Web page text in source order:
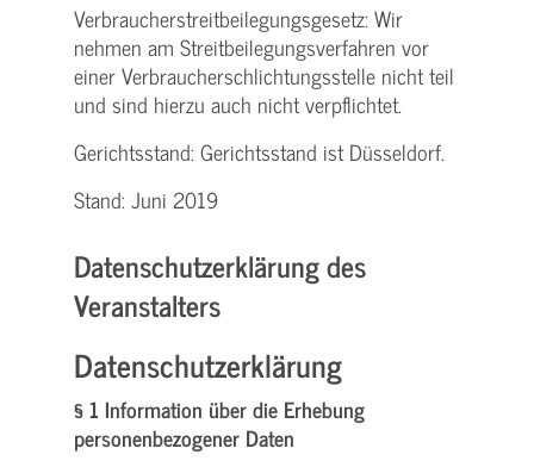
Verbraucher­streitbeilegungs­gesetz: Wir
nehmen am Streit­beilegungs­verfahren vor
einer Verbraucher­schlichtungs­stelle nicht teil
und sind hierzu auch nicht verpflichtet.
Gerichtsstand: Gerichtsstand ist Düsseldorf.
Stand: Juni 2019
Datenschutzerklärung des
Veranstalters
Datenschutzerklärung
§ 1 Information über die Erhebung
personenbezogener Daten